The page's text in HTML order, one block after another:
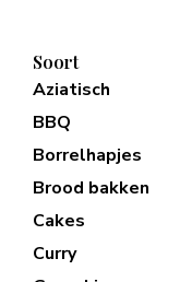
Soort
Aziatisch
BBQ
Borrelhapjes
Brood bakken
Cakes
Curry